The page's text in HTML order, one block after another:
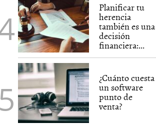
Planificar tu
herencia
también es una
decisión
financiera:...
¿Cuánto cuesta
un software
punto de
venta?